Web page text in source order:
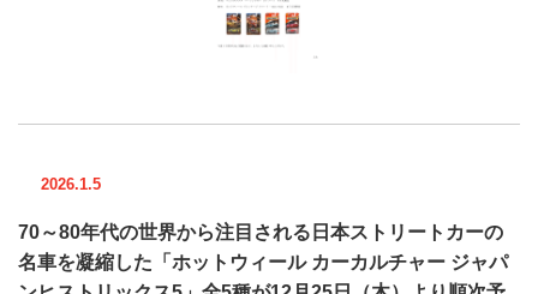
2026.1.5
70～80年代の世界から注目される日本ストリートカーの
名車を凝縮した「ホットウィール カーカルチャー ジャパ